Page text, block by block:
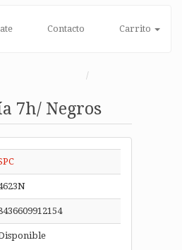
Contacto Carrito
7h/ Negros